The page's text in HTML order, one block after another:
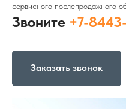
сервисного послепродажного
Звоните +7-
Заказать звонок